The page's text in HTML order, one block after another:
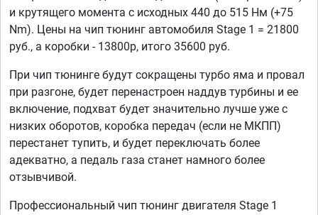
и крутящего момента с исходных 440 до 515 Нм (+75
Nm). Цены на чип тюнинг автомобиля Stage 1 = 21800
руб., а коробки - 13800р, итого 35600 руб.
При чип тюнинге будут сокращены турбо яма и провал
при разгоне, будет перенастроен наддув турбины и ее
включение, подхват будет значительно лучше уже с
низких оборотов, коробка передач (если не МКПП)
перестанет тупить, и будет переключать более
адекватно, а педаль газа станет намного более
отзывчивой.
Профессиональный чип тюнинг двигателя Stage 1